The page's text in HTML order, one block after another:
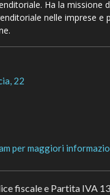
Ha la missione
nelle imprese e
22
per maggiori
fiscale e Partita IVA